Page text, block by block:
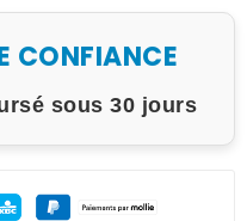
CONFIANCE
sous 30 jours